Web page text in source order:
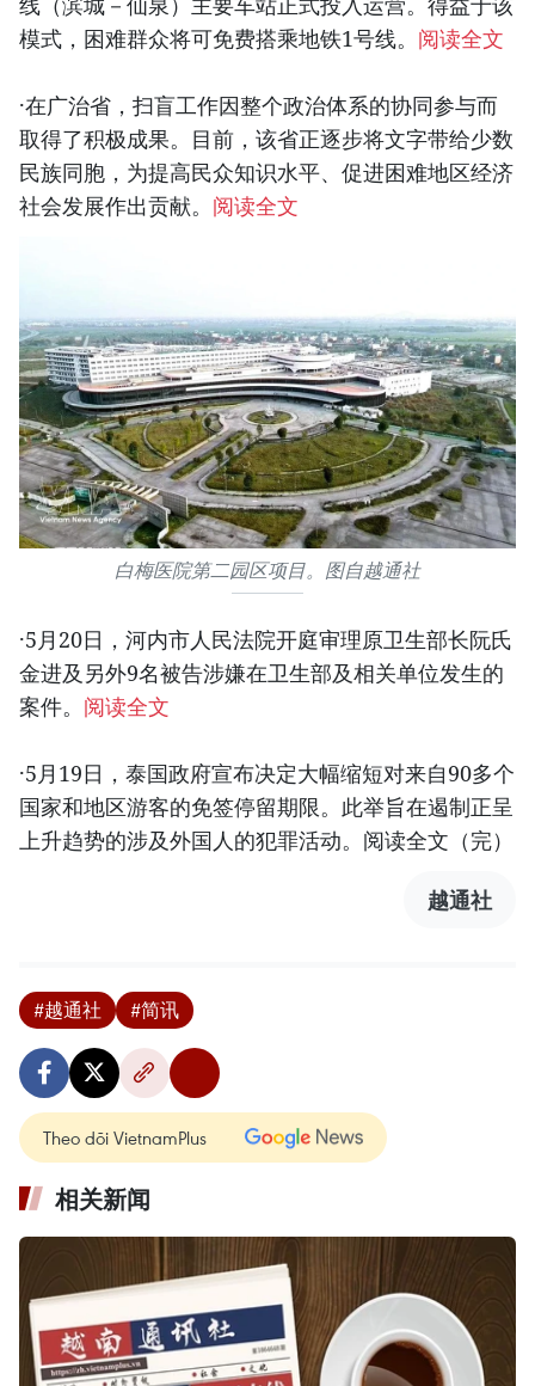
模式，困难群众将可免费搭乘地铁1号线。 阅读全文
·在广治省，扫盲工作因整个政治体系的协同参与而
取得了积极成果。目前，该省正逐步将文字带给少数
民族同胞，为提高民众知识水平、促进困难地区经济
社会发展作出贡献。 阅读全文
白梅医院第二园区项目。图自越通社
·5月20日，河内市人民法院开庭审理原卫生部长阮氏
金进及另外9名被告涉嫌在卫生部及相关单位发生的
案件。 阅读全文
·5月19日，泰国政府宣布决定大幅缩短对来自90多个
国家和地区游客的免签停留期限。此举旨在遏制正呈
上升趋势的涉及外国人的犯罪活动。阅读全文（完）
越通社
#越通社 #简讯
Theo dõi VietnamPlus
相关新闻